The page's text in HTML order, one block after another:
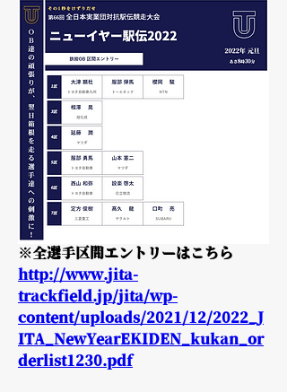
※全選手区間エントリーはこちら
http://www.jita-
trackfield.jp/jita/wp-
content/uploads/2021/12/2022_J
ITA_NewYearEKIDEN_kukan_or
derlist1230.pdf